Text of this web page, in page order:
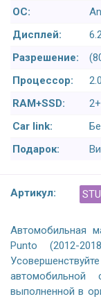
ОС:
Дисплей:
Разрешение:
Процессор:
RAM+SSD:
Car link:
Подарок:
Артикул:
Автомобильная
Punto (2012-
автомобильной
выполненной в